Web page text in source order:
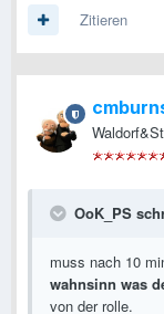
Zitieren
OoK_PS
muss nach 10
wahnsinn was
von der rolle.